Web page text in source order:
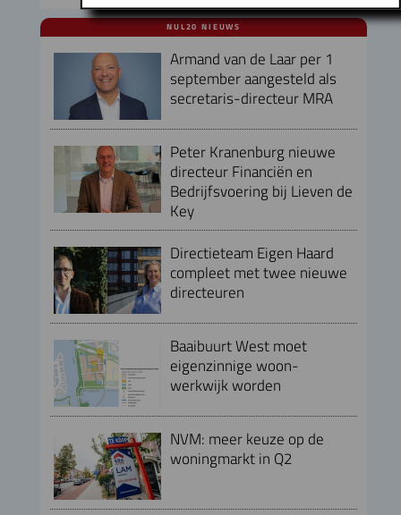
NUL20 NIEUWS
Armand van de Laar per 1
september aangesteld als
secretaris-directeur MRA
Peter Kranenburg nieuwe
directeur Financiën en
Bedrijfsvoering bij Lieven de
Key
Directieteam Eigen Haard
compleet met twee nieuwe
directeuren
Baaibuurt West moet
eigenzinnige woon-
werkwijk worden
NVM: meer keuze op de
woningmarkt in Q2